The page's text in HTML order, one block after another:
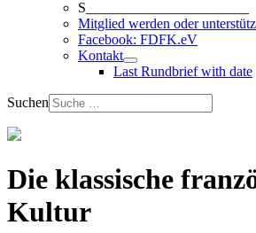
S_______________________
Mitglied werden oder
Facebook: FDFK.eV
Kontakt
Last Rundbrief with date
Suchen
Die klassische
Kultur